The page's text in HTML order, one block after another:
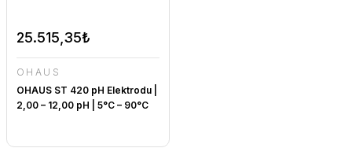
25.515,35₺
OHAUS
OHAUS ST 420 pH Elektrodu |
2,00 – 12,00 pH | 5°C – 90°C